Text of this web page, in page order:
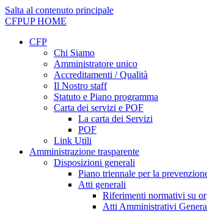
Salta al contenuto principale
CFPUPHOME
CFP
Chi Siamo
Amministratore unico
Accreditamenti / Qualità
Il Nostro staff
Statuto e Piano programma
Carta dei servizi e POF
La carta dei Servizi
POF
Link Utili
Amministrazione trasparente
Disposizioni generali
Piano triennale per la
Atti generali
Riferimenti normativi su
Atti Amministrativi